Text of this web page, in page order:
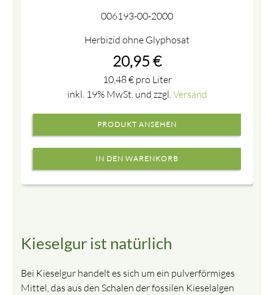
006193-00-2000
Herbizid ohne Glyphosat
20,95 €
10,48€pro Liter
inkl. 19% MwSt. und zzgl. Versand
PRODUKT ANSEHEN
Kieselgur ist natürlich
Bei Kieselgur handelt es sich um ein pulverförmiges
Mittel, das aus den Schalen der fossilen Kieselalgen